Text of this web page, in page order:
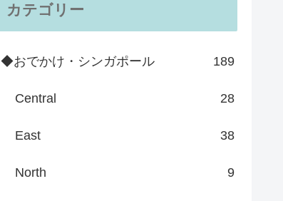
カテゴリー
◆おでかけ・シンガポール 189
Central 28
East 38
North 9